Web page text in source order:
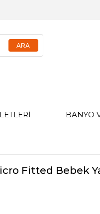
BANYO
Fitted Bebek